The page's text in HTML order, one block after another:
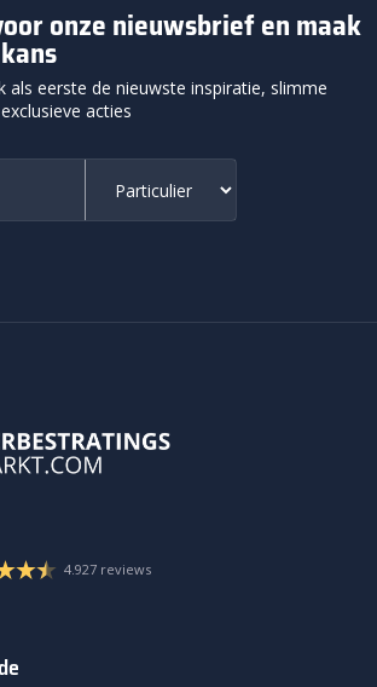
onze nieuwsbrief en maak
als eerste de nieuwste inspiratie, slimme
acties
4.927 reviews